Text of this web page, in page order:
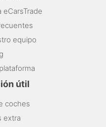
equipo
útil
coches
extra